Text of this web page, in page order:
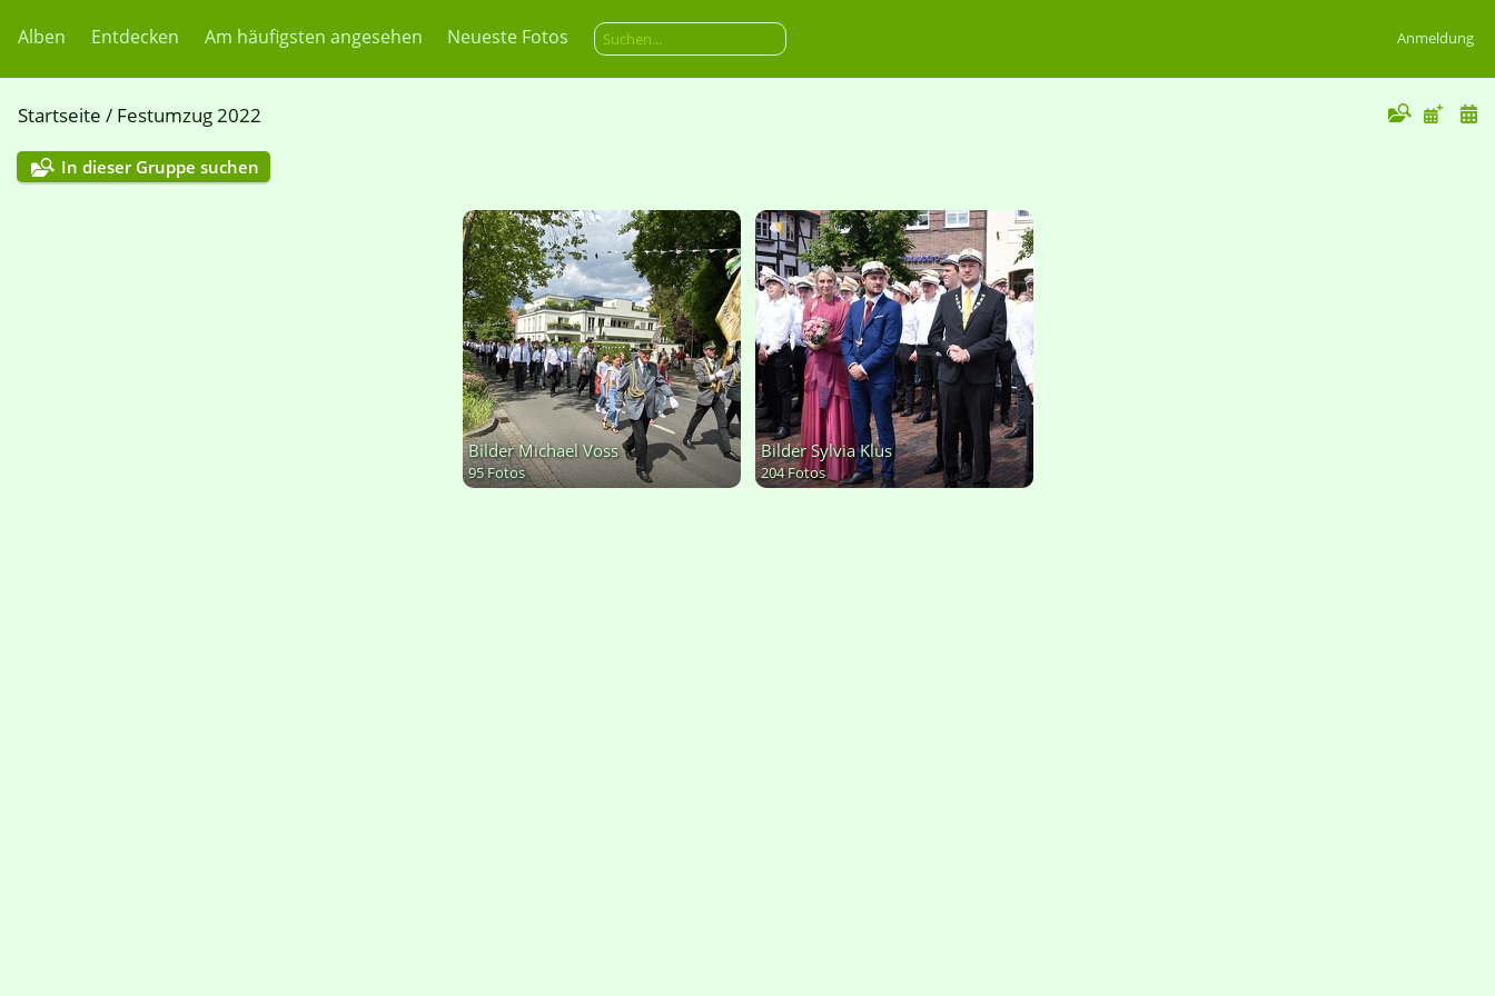
Alben Entdecken Am häufigsten angesehen Neueste Fotos Anmeldung
Startseite / Festumzug 2022
In dieser Gruppe suchen
Bilder Michael Voss
95 Fotos
Bilder Sylvia Klus
204 Fotos